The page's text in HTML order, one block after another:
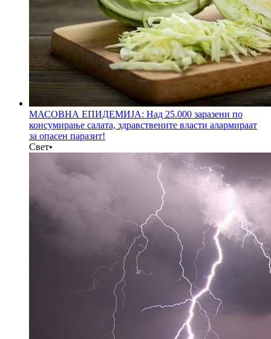
МАСОВНА ЕПИДЕМИЈА: Над 25.000 заразени по
консумирање салата, здравствените власти алармираат
за опасен паразит!
Свет•